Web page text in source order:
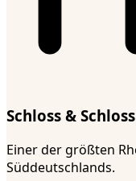
Schloss &
Einer der größten
Süddeutschlands.